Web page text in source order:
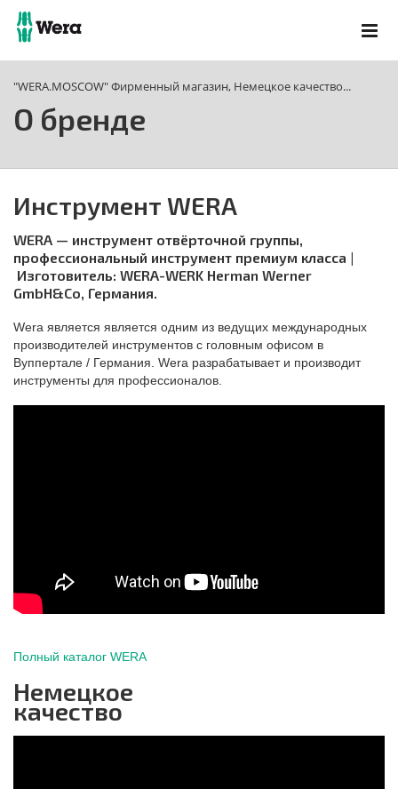
"WERA.MOSCOW" Фирменный магазин, Немецкое качество...
О бренде
Инструмент WERA
WERA — инструмент отвёрточной группы,
профессиональный инструмент премиум класса |
Изготовитель: WERA-WERK Herman Werner
GmbH&Co, Германия.
Wera является является одним из ведущих международных
производителей инструментов с головным офисом в
Вуппертале / Германия. Wera разрабатывает и производит
инструменты для профессионалов.
Полный каталог WERA
Немецкое
качество